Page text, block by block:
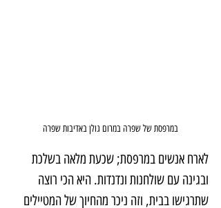
במרפסת של שפרה במרום גולן באדיבות שפרה
לארח אנשים במרפסת; שכעת מלאה בשלכת
ובגינה עם שולחנות ונדנדות. היא הכי רוצה
שתרגישו בבית, וזה ניכר מהחיוך של המטיילים